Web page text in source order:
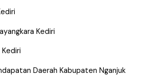
Kediri
Daerah Kabupaten Nganjuk